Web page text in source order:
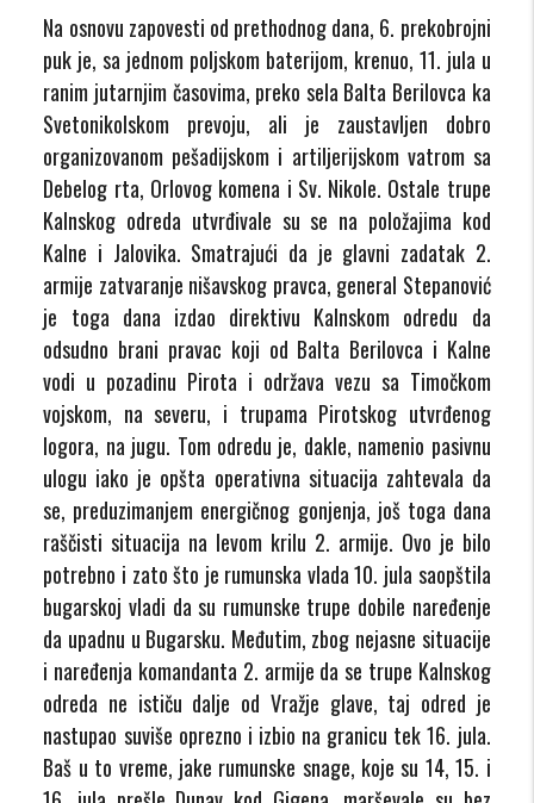
Na osnovu zapovesti od prethodnog dana, 6. prekobrojni
puk je, sa jednom poljskom baterijom, krenuo, 11. jula u
ranim jutarnjim časovima, preko sela Balta Berilovca ka
Svetonikolskom prevoju, ali je zaustavljen dobro
organizovanom pešadijskom i artiljerijskom vatrom sa
Debelog rta, Orlovog komena i Sv. Nikole. Ostale trupe
Kalnskog odreda utvrđivale su se na položajima kod
Kalne i Jalovika. Smatrajući da je glavni zadatak 2.
armije zatvaranje nišavskog pravca, general Stepanović
je toga dana izdao direktivu Kalnskom odredu da
odsudno brani pravac koji od Balta Berilovca i Kalne
vodi u pozadinu Pirota i održava vezu sa Timočkom
vojskom, na severu, i trupama Pirotskog utvrđenog
logora, na jugu. Tom odredu je, dakle, namenio pasivnu
ulogu iako je opšta operativna situacija zahtevala da
se, preduzimanjem energičnog gonjenja, još toga dana
raščisti situacija na levom krilu 2. armije. Ovo je bilo
potrebno i zato što je rumunska vlada 10. jula saopštila
bugarskoj vladi da su rumunske trupe dobile naređenje
da upadnu u Bugarsku. Međutim, zbog nejasne situacije
i naređenja komandanta 2. armije da se trupe Kalnskog
odreda ne ističu dalje od Vražje glave, taj odred je
nastupao suviše oprezno i izbio na granicu tek 16. jula.
Baš u to vreme, jake rumunske snage, koje su 14, 15. i